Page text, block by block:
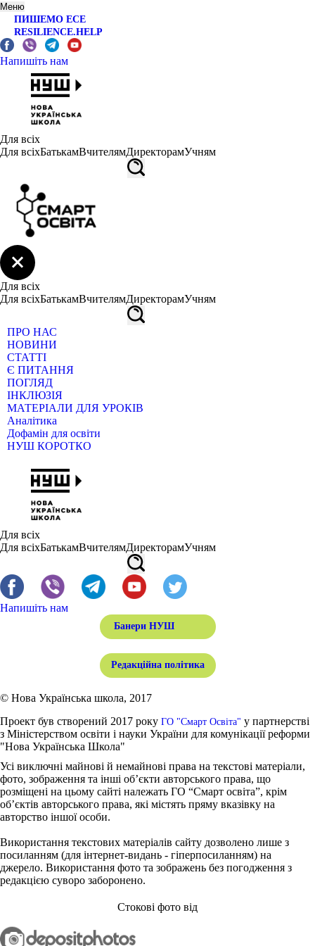
Меню
ПИШЕМО ЕСЕ
RESILIENCE.HELP
Напишіть нам
Для всіх
Для всіхБатькамВчителямДиректорамУчням
Для всіх
Для всіхБатькамВчителямДиректорамУчням
ПРО НАС
НОВИНИ
СТАТТІ
Є ПИТАННЯ
ПОГЛЯД
ІНКЛЮЗІЯ
МАТЕРІАЛИ ДЛЯ УРОКІВ
Аналітика
Дофамін для освіти
НУШ КОРОТКО
Для всіх
Для всіхБатькамВчителямДиректорамУчням
Напишіть нам
Банери НУШ
Редакційна політика
© Нова Українська школа, 2017
Проект був створений 2017 року ГО "Смарт Освіта" у партнерстві
з Міністерством освіти і науки України для комунікації реформи
"Нова Українська Школа"
Усі виключні майнові й немайнові права на текстові матеріали,
фото, зображення та інші об’єкти авторського права, що
розміщені на цьому сайті належать ГО “Смарт освіта”, крім
об’єктів авторського права, які містять пряму вказівку на
авторство іншої особи.
Використання текстових матеріалів сайту дозволено лише з
посиланням (для інтернет-видань - гіперпосиланням) на
джерело. Використання фото та зображень без погодження з
редакцією суворо заборонено.
Стокові фото від